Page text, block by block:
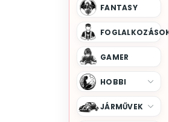
Bridgerton Család
Bud Spencer
Cobra Kai
Colombo
Csillagkapu
Die Hard
FANTASY
FOGLALKOZÁSOK
GAMER
HOBBI
JÁRMŰVEK